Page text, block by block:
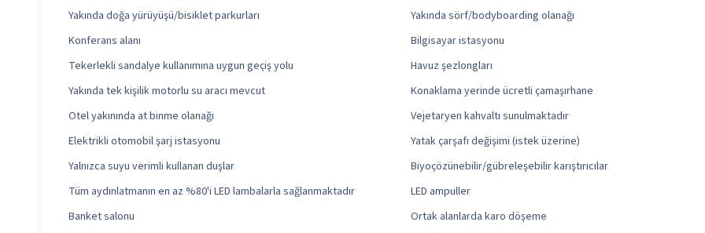
Yakında doğa yürüyüşü/bisiklet parkurları
Yakında sörf/bodyboarding olanağı
Konferans alanı
Bilgisayar istasyonu
Tekerlekli sandalye kullanımına uygun geçiş yolu
Havuz şezlongları
Yakında tek kişilik motorlu su aracı mevcut
Konaklama yerinde ücretli çamaşırhane
Otel yakınında at binme olanağı
Vejetaryen kahvaltı sunulmaktadır
Elektrikli otomobil şarj istasyonu
Yatak çarşafı değişimi (istek üzerine)
Yalnızca suyu verimli kullanan duşlar
Biyoçözünebilir/gübreleşebilir karıştırıcılar
Tüm aydınlatmanın en az %80'i LED lambalarla sağlanmaktadır
LED ampuller
Banket salonu
Ortak alanlarda karo döşeme